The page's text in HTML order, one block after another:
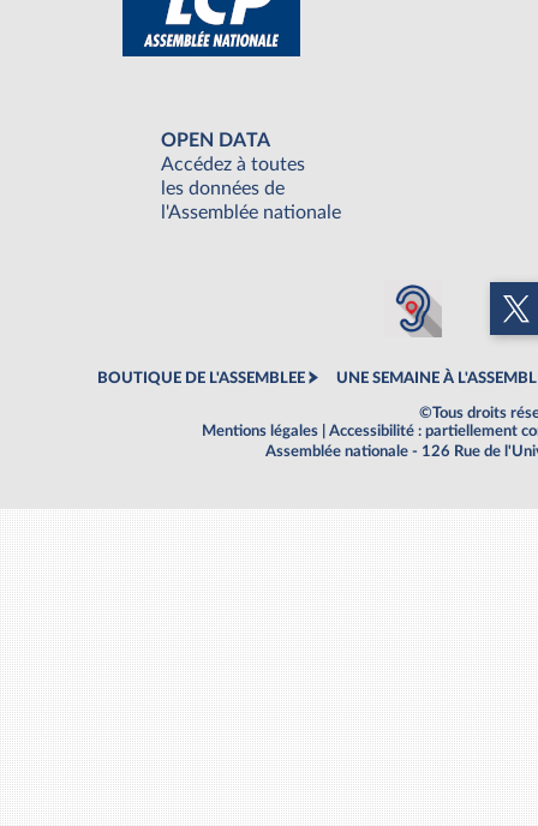
OPEN DATA
Accédez à toutes
les données de
l'Assemblée nationale
BOUTIQUE DE L'ASSEMBLEE UNE SEMAINE À
©Tous droits
Mentions légales
Accessibilité : partiellement
Assemblée nationale - 126 Rue de